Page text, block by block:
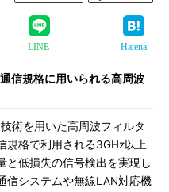
LINE Hatena
信規格に用いられる高周波
術を用いた高周波フィルタ
規格で利用される3GHz以上
と低損失の信号検出を実現し
信システムや無線LAN対応機